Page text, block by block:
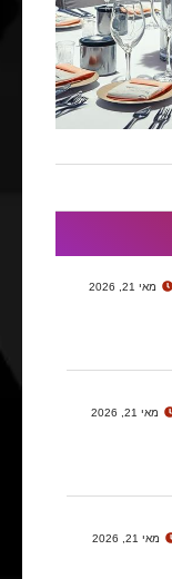
מאי 21, 2026
מאי 21, 2026
מאי 21, 2026